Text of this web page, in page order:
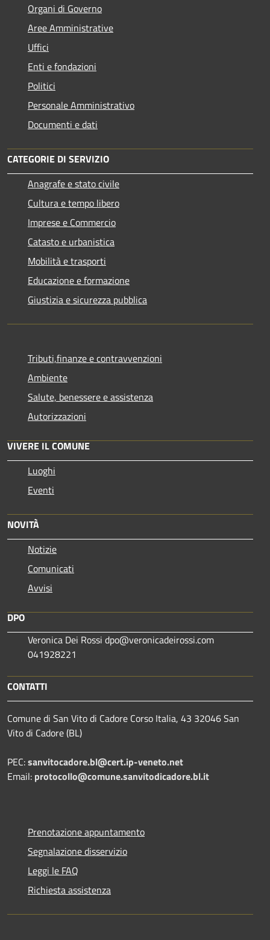
Organi di Governo
Aree Amministrative
Uffici
Enti e fondazioni
Politici
Personale Amministrativo
Documenti e dati
CATEGORIE DI SERVIZIO
Anagrafe e stato civile
Cultura e tempo libero
Imprese e Commercio
Catasto e urbanistica
Mobilità e trasporti
Educazione e formazione
Giustizia e sicurezza pubblica
Tributi,finanze e contravvenzioni
Ambiente
Salute, benessere e assistenza
Autorizzazioni
VIVERE IL COMUNE
Luoghi
Eventi
NOVITÀ
Notizie
Comunicati
Avvisi
DPO
Veronica Dei Rossi dpo@veronicadeirossi.com
041928221
CONTATTI
Comune di San Vito di Cadore Corso Italia, 43 32046 San
Vito di Cadore (BL)
PEC:sanvitocadore.bl@cert.ip-veneto.net
Email: protocollo@comune.sanvitodicadore.bl.it
Prenotazione appuntamento
Segnalazione disservizio
Leggi le FAQ
Richiesta assistenza